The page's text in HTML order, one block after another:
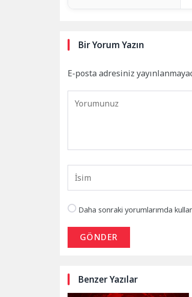
Bir Yorum Yazın
E-posta adresiniz
Daha sonraki yorumlarımda
GÖNDER
Benzer Yazılar